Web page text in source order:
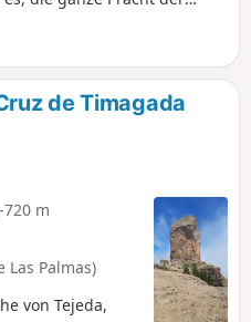
alte Vergangenheit
wurden zu Gästezimmern
de Timagada
-720 m
Las Palmas)
von Tejeda,